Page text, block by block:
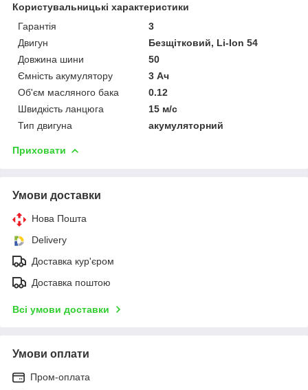
Користувальницькі характеристики
Гарантія
3
Двигун
Безщітковий, Li-Ion 54
Довжина шини
50
Ємність акумулятору
3 Ач
Об'єм масляного бака
0.12
Швидкість ланцюга
15 м/с
Тип двигуна
акумуляторний
Приховати
Умови доставки
Нова Пошта
Delivery
Доставка кур'єром
Доставка поштою
Всі умови доставки
Умови оплати
Пром-оплата